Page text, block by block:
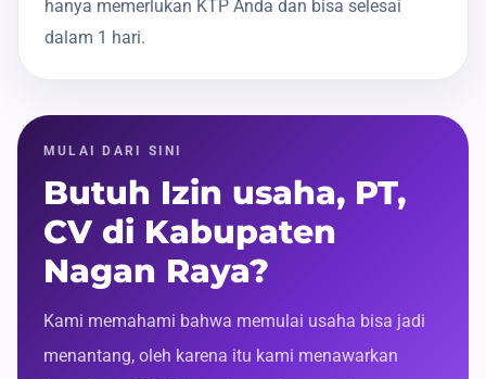
hanya memerlukan KTP Anda dan bisa selesai
dalam 1 hari.
MULAI DARI SINI
Butuh Izin usaha, PT,
CV di Kabupaten
Nagan Raya?
Kami memahami bahwa memulai usaha bisa jadi
menantang, oleh karena itu kami menawarkan